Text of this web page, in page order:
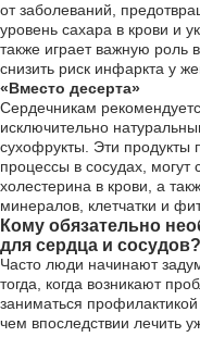
от заболеваний,
уровень сахара в крови и
также играет важную роль
снизить риск инфаркта у
«Вместо десерта»
Сердечникам
исключительно
сухофрукты. Эти продукты
процессы в сосудах, могут
холестерина в крови, а
минералов, клетчатки и
Кому обязательно
для сердца и сосудов?
Часто люди начинают
тогда, когда возникают
заниматься
чем впоследствии лечить